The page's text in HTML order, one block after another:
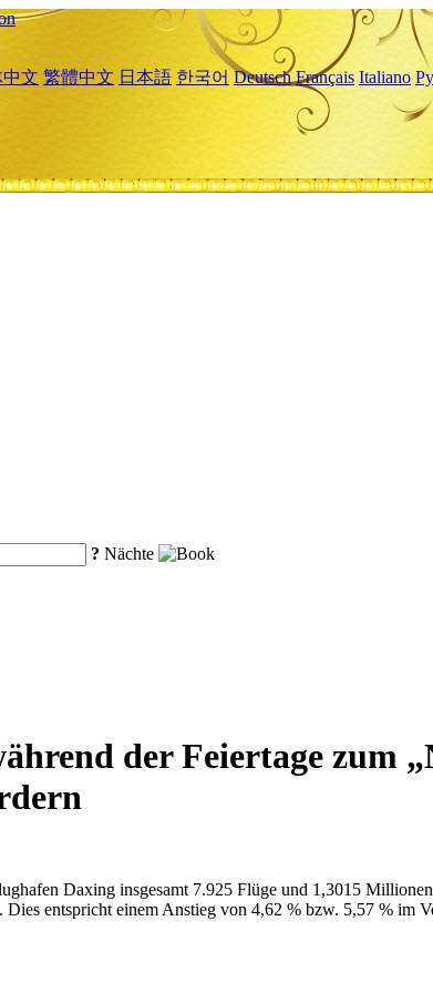
文 繁體中文 日本語 한국어 Deutsch Français Italiano
? Nächte
der Feiertage zum
Daxing insgesamt 7.925 Flüge und 1,3015
entspricht einem Anstieg von 4,62 % bzw. 5,57 %